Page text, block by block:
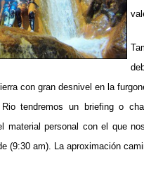
con gran desnivel en la
tendremos un briefing o
material personal con el que
(9:30 am). La aproximación